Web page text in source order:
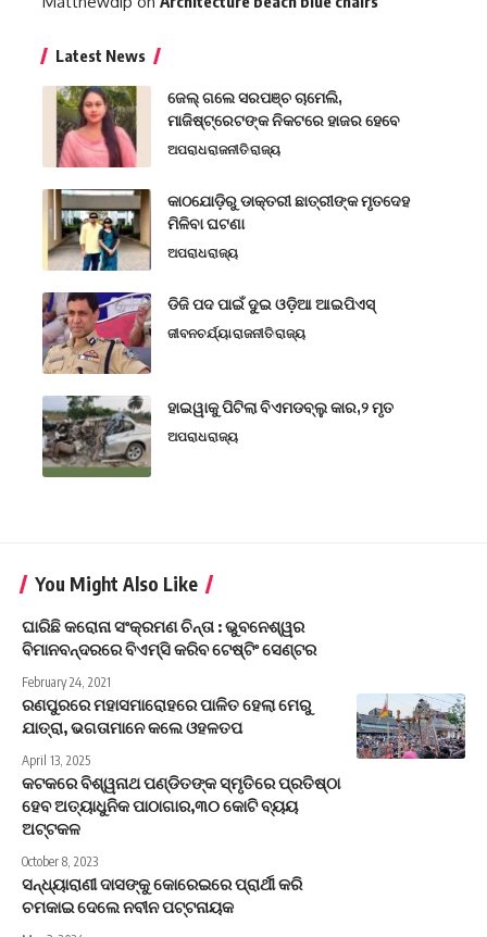
Latest News
ଜେଲ୍ ଗଲେ ସରପଞ୍ଚ ଚାମେଲି,
ମାଜିଷ୍ଟ୍ରେଟଙ୍କ ନିକଟରେ ହାଜର ହେବେ
ଅପରାଧରାଜନୀତିରାଜ୍ୟ
କାଠଯୋଡ଼ିରୁ ଡାକ୍ତରୀ ଛାତ୍ରୀଙ୍କ ମୃତଦେହ
ମିଳିବା ଘଟଣା
ଅପରାଧରାଜ୍ୟ
ଡିଜି ପଦ ପାଇଁ ଦୁଇ ଓଡ଼ିଆ ଆଇପିଏସ୍
ଜୀବନଚର୍ଯ୍ୟାରାଜନୀତିରାଜ୍ୟ
ହାଇୱାକୁ ପିଟିଲା ବିଏମଡବ୍ଲୁ କାର,୨ ମୃତ
ଅପରାଧରାଜ୍ୟ
You Might Also Like
ଘାରିଛି କରୋନା ସଂକ୍ରମଣ ଚିନ୍ତା : ଭୁବନେଶ୍ୱର
ବିମାନବନ୍ଦରରେ ବିଏମ୍‌ସି କରିବ ଟେଷ୍ଟିଂ ସେଣ୍ଟର
February 24, 2021
ରଣପୁରରେ ମହାସମାରୋହରେ ପାଳିତ ହେଲା ମେରୁ
ଯାତ୍ରା, ଭଗତାମାନେ କଲେ ଓହଳତପ
April 13, 2025
କଟକରେ ବିଶ୍ୱନାଥ ପଣ୍ଡିତଙ୍କ ସ୍ମୃତିରେ ପ୍ରତିଷ୍ଠା
ହେବ ଅତ୍ୟାଧୁନିକ ପାଠାଗାର,୩୦ କୋଟି ବ୍ୟୟ
ଅଟ୍ଟକଳ
October 8, 2023
ସନ୍ଧ୍ୟାରାଣୀ ଦାସଙ୍କୁ କୋରେଇରେ ପ୍ରାର୍ଥୀ କରି
ଚମକାଇ ଦେଲେ ନବୀନ ପଟ୍ଟନାୟକ